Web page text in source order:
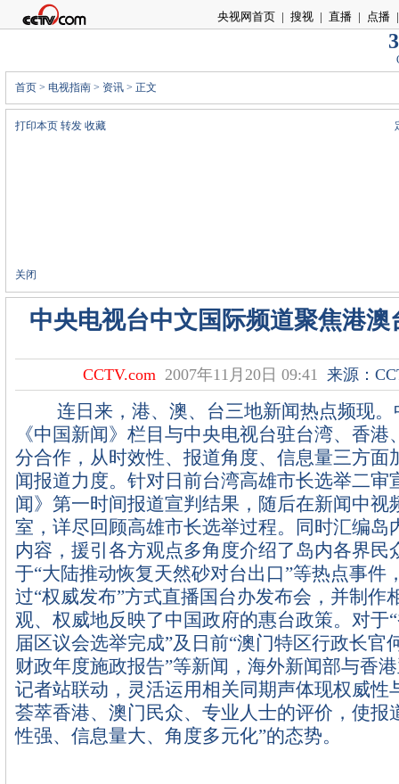
央视网首页 | 搜视 | 直播 | 点播 |
首页 > 电视指南 > 资讯 > 正文
打印本页 转发 收藏
关闭
中央电视台中文国际频道聚焦港澳
CCTV.com 2007年11月20日 09:41 来源：
连日来，港、澳、台三地新闻热点频现。
《中国新闻》栏目与中央电视台驻台湾、香港
分合作，从时效性、报道角度、信息量三方面
闻报道力度。针对日前台湾高雄市长选举二审
闻》第一时间报道宣判结果，随后在新闻中视
室，详尽回顾高雄市长选举过程。同时汇编岛
内容，援引各方观点多角度介绍了岛内各界民
于“大陆推动恢复天然砂对台出口”等热点事件
过“权威发布”方式直播国台办发布会，并制作
观、权威地反映了中国政府的惠台政策。对于
届区议会选举完成”及日前“澳门特区行政长官
财政年度施政报告”等新闻，海外新闻部与香
记者站联动，灵活运用相关同期声体现权威性
荟萃香港、澳门民众、专业人士的评价，使报
性强、信息量大、角度多元化”的态势。